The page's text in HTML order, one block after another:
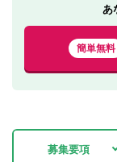
あ
簡単無料
募集要項